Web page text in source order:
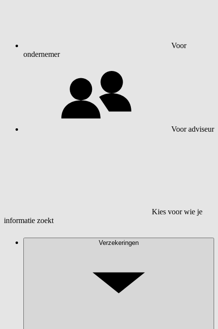
Voor
ondernemer
Voor adviseur
Kies voor wie je
informatie zoekt
Verzekeringen